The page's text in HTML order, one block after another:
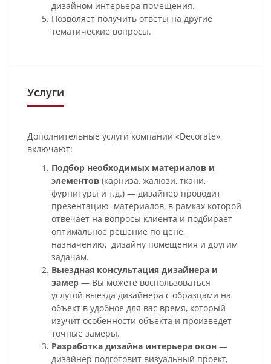
дизайном интерьера помещения.
Позволяет получить ответы на другие
тематические вопросы.
Услуги
Дополнительные услуги компании «Decorate»
включают:
Подбор необходимых материалов и
элементов (карниза, жалюзи, ткани,
фурнитуры и т.д.) — дизайнер проводит
презентацию материалов, в рамках которой
отвечает на вопросы клиента и подбирает
оптимальное решение по цене,
назначению, дизайну помещения и другим
задачам.
Выездная консультация дизайнера и
замер — Вы можете воспользоваться
услугой выезда дизайнера с образцами на
объект в удобное для вас время, который
изучит особенности объекта и произведет
точные замеры.
Разработка дизайна интерьера окон —
дизайнер подготовит визуальный проект,